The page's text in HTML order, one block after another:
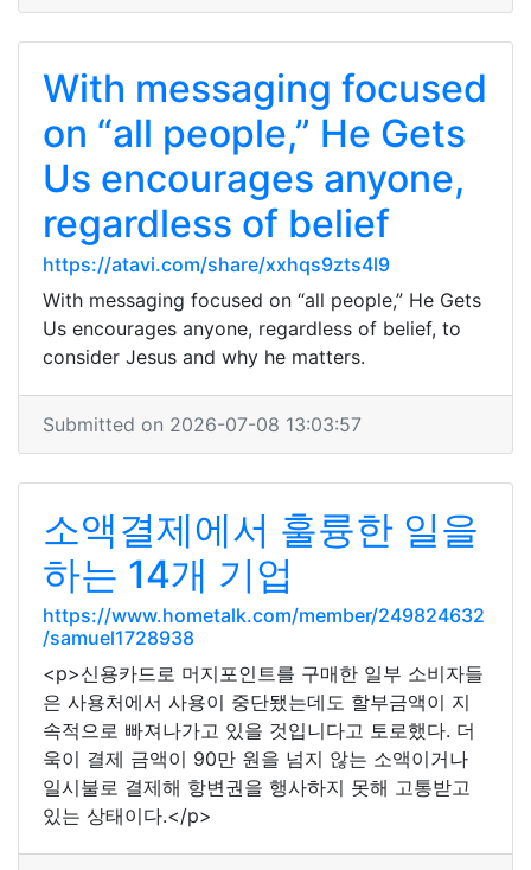
With messaging focused
on “all people,” He Gets
Us encourages anyone,
regardless of belief
https://atavi.com/share/xxhqs9zts4l9
With messaging focused on “all people,” He Gets
Us encourages anyone, regardless of belief, to
consider Jesus and why he matters.
Submitted on 2026-07-08 13:03:57
소액결제에서 훌륭한 일을
하는 14개 기업
https://www.hometalk.com/member/249824632
/samuel1728938
<p>신용카드로 머지포인트를 구매한 일부 소비자들
은 사용처에서 사용이 중단됐는데도 할부금액이 지
속적으로 빠져나가고 있을 것입니다고 토로했다. 더
욱이 결제 금액이 90만 원을 넘지 않는 소액이거나
일시불로 결제해 항변권을 행사하지 못해 고통받고
있는 상태이다.</p>